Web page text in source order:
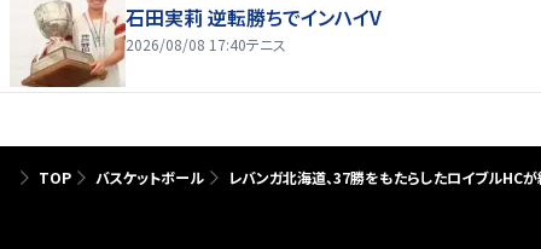
石田実莉 逆転勝ちでインハイV
2026/08/08 17:40テニス
TOP バスケットボール レバンガ北海道、37勝をもたらしたロイブルHCが